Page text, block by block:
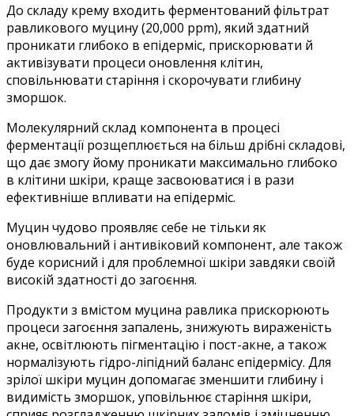
До складу крему входить ферментований фільтрат
равликового муцину (20,000 ppm), який здатний
проникати глибоко в епідерміс, прискорювати й
активізувати процеси оновлення клітин,
сповільнювати старіння і скорочувати глибину
зморшок.
Молекулярний склад компонента в процесі
ферментації розщеплюється на більш дрібні складові,
що дає змогу йому проникати максимально глибоко
в клітини шкіри, краще засвоюватися і в рази
ефективніше впливати на епідерміс.
Муцин чудово проявляє себе не тільки як
оновлювальний і антивіковий компонент, але також
буде корисний і для проблемної шкіри завдяки своїй
високій здатності до загоєння.
Продукти з вмістом муцина равлика прискорюють
процеси загоєння запалень, знижують вираженість
акне, освітлюють пігментацію і пост-акне, а також
нормалізують гідро-ліпідний баланс епідермісу. Для
зрілої шкіри муцин допомагає зменшити глибину і
видимість зморшок, уповільнює старіння шкіри,